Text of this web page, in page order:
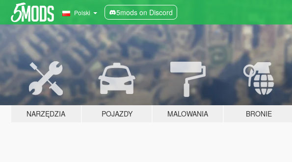
Polski 5mods on Discord
NARZĘDZIA POJAZDY MALOWANIA BRONIE